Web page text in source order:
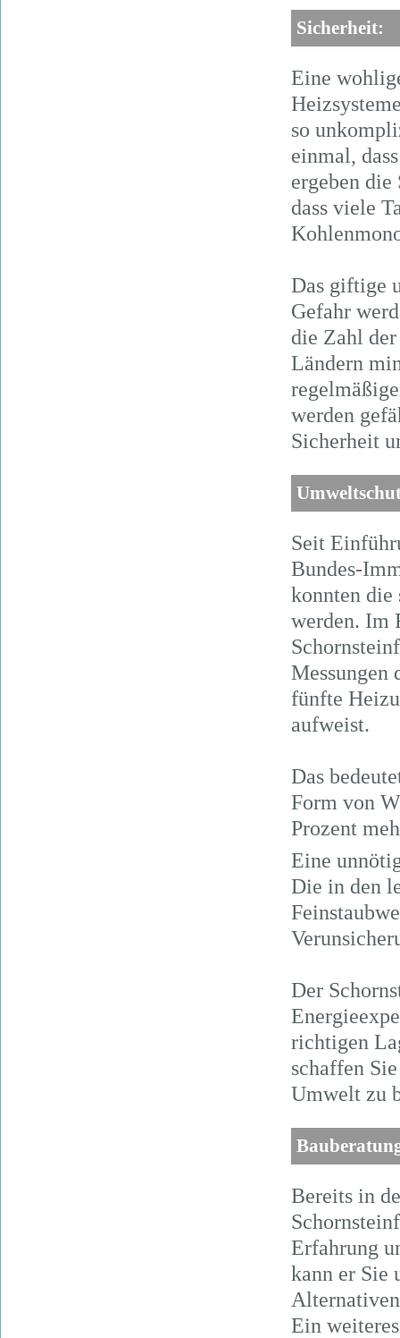
Sicherheit:
Eine
so
einmal,
ergeben
dass viele
Das giftige
Gefahr
die Zahl
Ländern
werden
Sicherheit
Seit
Bundes-
konnten die
werden. Im
Messungen
fünfte
aufweist.
Das
Form von
Prozent
Eine
Die in den
Der
richtigen
schaffen
Umwelt zu
Bereits in
Erfahrung
kann er Sie
Ein